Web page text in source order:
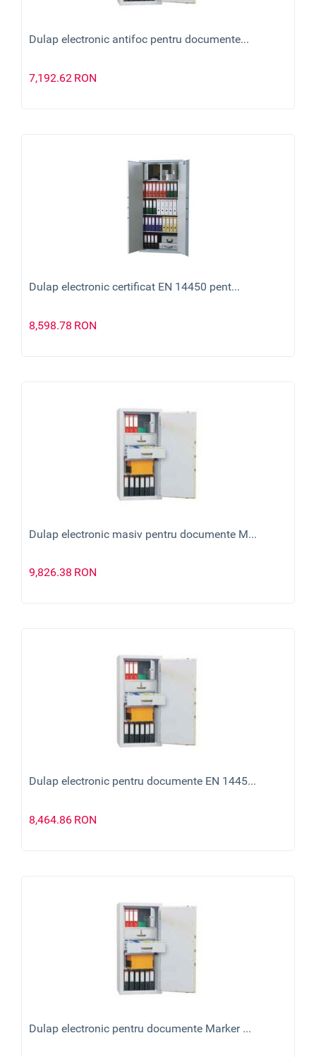
Dulap electronic antifoc pentru documente...
7,192.62 RON
Dulap electronic certificat EN 14450 pent...
8,598.78 RON
Dulap electronic masiv pentru documente M...
9,826.38 RON
Dulap electronic pentru documente EN 1445...
8,464.86 RON
Dulap electronic pentru documente Marker ...